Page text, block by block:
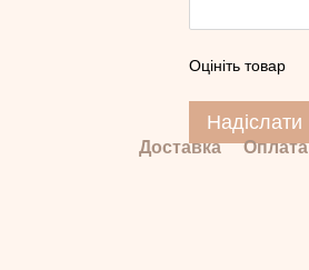
Оцініть товар
Надіслати
Доставка Оплата